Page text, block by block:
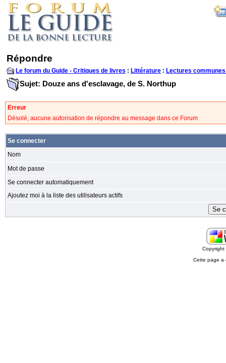
Répondre
Le forum du Guide - Critiques de livres : Littérature : Lectures
Sujet: Douze ans d'esclavage, de S. Northup
Erreur
Désolé, aucune autorisation de répondre au message dans ce Forum
Se connecter
Nom
Mot de passe
Se connecter automatiquement
Ajoutez moi à la liste des utilisateurs actifs
Cette page a